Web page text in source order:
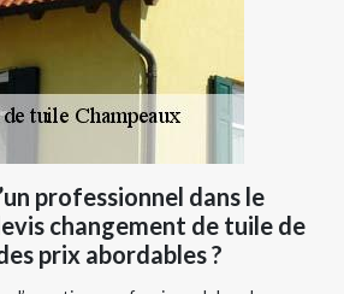
professionnel dans le
changement de tuile de
prix abordables ?